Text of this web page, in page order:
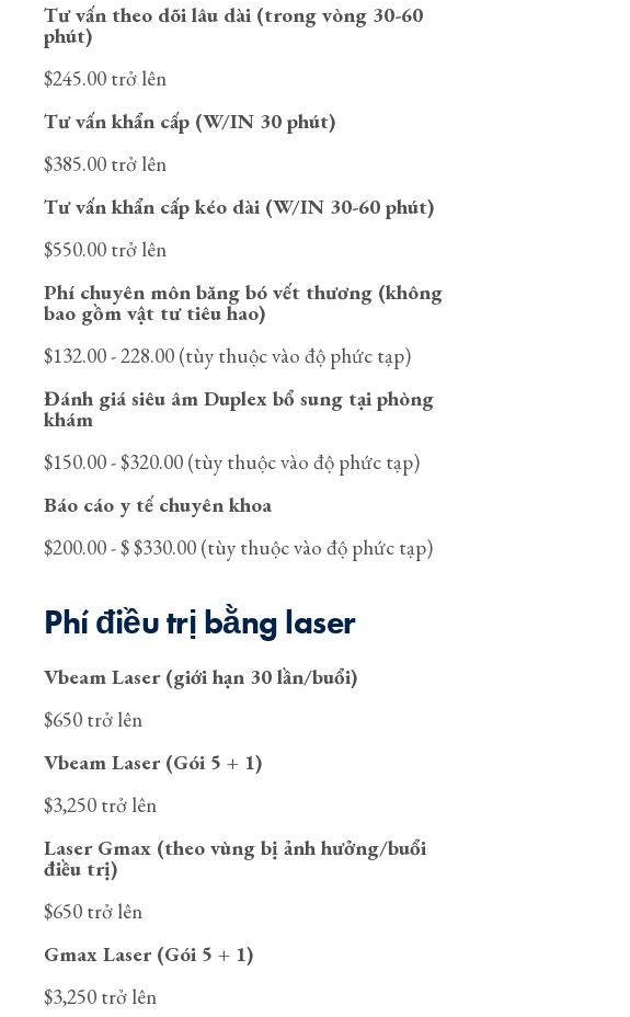
Tư vấn theo dõi lâu dài (trong vòng 30-60
phút)
$245.00 trở lên
Tư vấn khẩn cấp (W/IN 30 phút)
$385.00 trở lên
Tư vấn khẩn cấp kéo dài (W/IN 30-60 phút)
$550.00 trở lên
Phí chuyên môn băng bó vết thương (không
bao gồm vật tư tiêu hao)
$132.00 - 228.00 (tùy thuộc vào độ phức tạp)
Đánh giá siêu âm Duplex bổ sung tại phòng
khám
$150.00 - $320.00 (tùy thuộc vào độ phức tạp)
Báo cáo y tế chuyên khoa
$200.00 - $ $330.00 (tùy thuộc vào độ phức tạp)
Phí điều trị bằng laser
Vbeam Laser (giới hạn 30 lần/buổi)
$650 trở lên
Vbeam Laser (Gói 5 + 1)
$3,250 trở lên
Laser Gmax (theo vùng bị ảnh hưởng/buổi
điều trị)
$650 trở lên
Gmax Laser (Gói 5 + 1)
$3,250 trở lên